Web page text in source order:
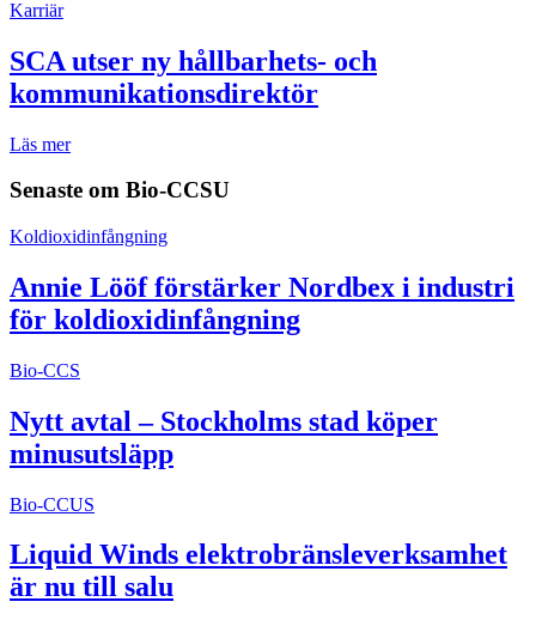
Karriär
SCA utser ny hållbarhets- och
kommunikationsdirektör
Läs mer
Senaste om Bio-CCSU
Koldioxidinfångning
Annie Lööf förstärker Nordbex i industri
för koldioxidinfångning
Bio-CCS
Nytt avtal – Stockholms stad köper
minusutsläpp
Bio-CCUS
Liquid Winds elektrobränsleverksamhet
är nu till salu